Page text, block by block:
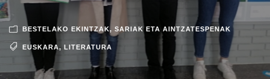
BESTELAKO EKINTZAK, SARIAK ETA AINTZATESPENAK
EUSKARA, LITERATURA